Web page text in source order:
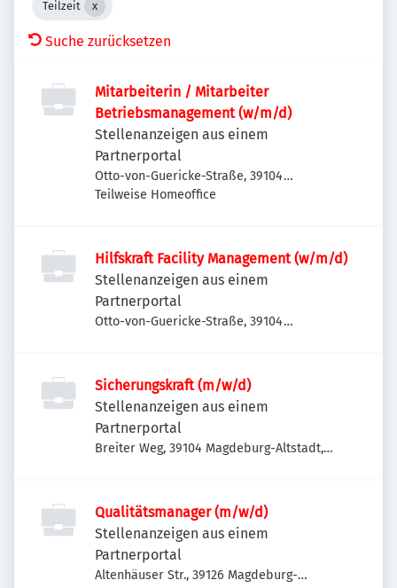
Teilzeit
Suche zurücksetzen
Mitarbeiterin / Mitarbeiter
Betriebsmanagement (w/m/d)
Stellenanzeigen aus einem
Partnerportal
Otto-von-Guericke-Straße, 39104
Magdeburg-Altstadt, Deutschland
Teilweise Homeoffice
Hilfskraft Facility Management (w/m/d)
Stellenanzeigen aus einem
Partnerportal
Otto-von-Guericke-Straße, 39104
Sicherungskraft (m/w/d)
Stellenanzeigen aus einem
Partnerportal
Breiter Weg, 39104 Magdeburg-Altstadt,
Qualitätsmanager (m/w/d)
Stellenanzeigen aus einem
Partnerportal
Altenhäuser Str., 39126 Magdeburg-